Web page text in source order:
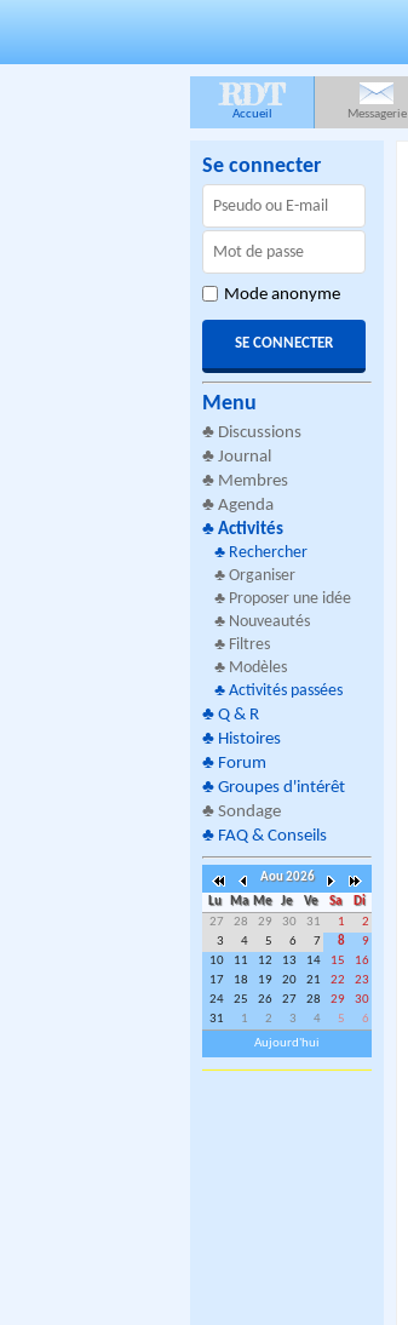
RDT
Accueil Messagerie
Se connecter
Mode anonyme
Menu
♣ Discussions
♣ Journal
♣ Membres
♣ Agenda
♣ Activités
♣ Rechercher
♣ Organiser
♣ Proposer une idée
♣ Nouveautés
♣ Filtres
♣ Modèles
♣ Activités passées
♣ Q & R
♣ Histoires
♣ Forum
♣ Groupes d'intérêt
♣ Sondage
♣ FAQ & Conseils
Aou 2026
Lu
Ma Me Je Ve Sa
Di
27
28 29 30 31 1
2
3
4 5 6 7 8
9
10
11 12 13 14 15
16
17
18 19 20 21 22
23
24
25 26 27 28 29
30
31
1 2 3 4 5
6
Aujourd'hui